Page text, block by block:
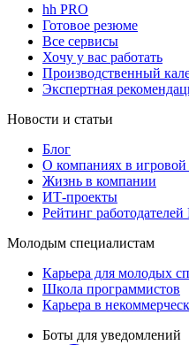
hh PRO
Готовое резюме
Все сервисы
Хочу у вас работать
Производственный
Экспертная
Новости и статьи
Блог
О компаниях в
Жизнь в компании
ИТ-проекты
Рейтинг работодателей
Молодым специалистам
Карьера для молодых
Школа программистов
Карьера в
Боты для уведомлений